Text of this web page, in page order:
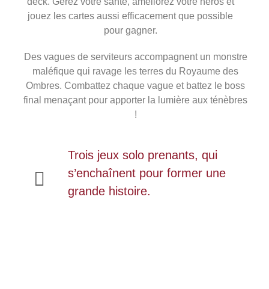
jouez les cartes aussi efficacement que possible
pour gagner.
Des vagues de serviteurs accompagnent un monstre
maléfique qui ravage les terres du Royaume des
Ombres. Combattez chaque vague et battez le boss
final menaçant pour apporter la lumière aux ténèbres
!
Trois jeux solo prenants, qui
s’enchaînent pour former une
grande histoire.